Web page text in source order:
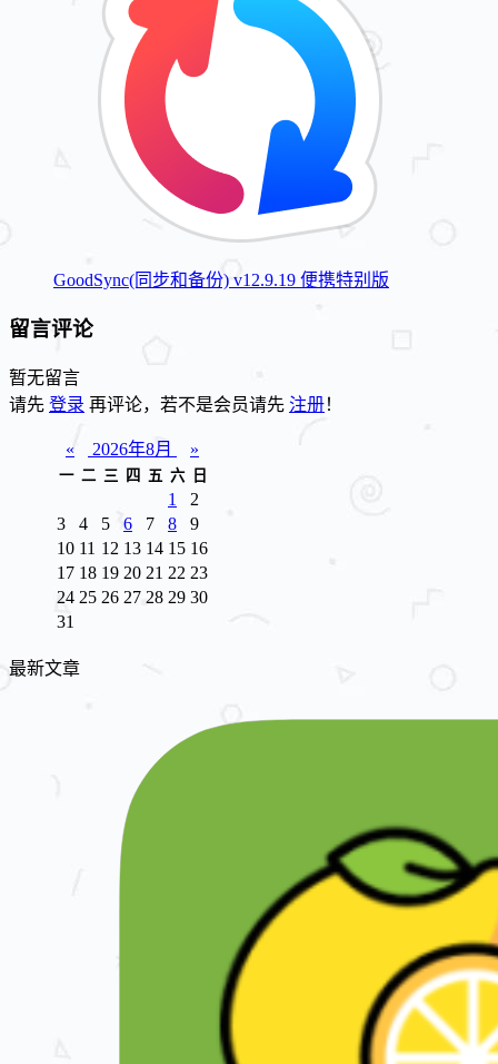
GoodSync(同步和备份) v12.9.19 便携特别版
留言评论
暂无留言
请先 登录 再评论，若不是会员请先 注册！
« 2026年8月 »
一 二 三 四 五 六 日
1
2
3
4 5 6 7 8
9
10 11 12 13 14 15 16
17 18 19 20 21 22 23
24 25 26 27 28 29 30
31
最新文章